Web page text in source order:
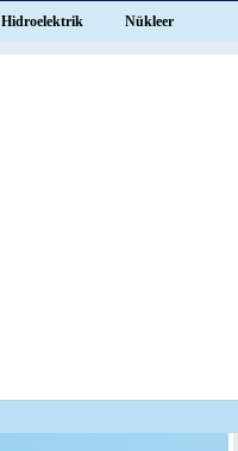
Hidroelektrik Nükleer